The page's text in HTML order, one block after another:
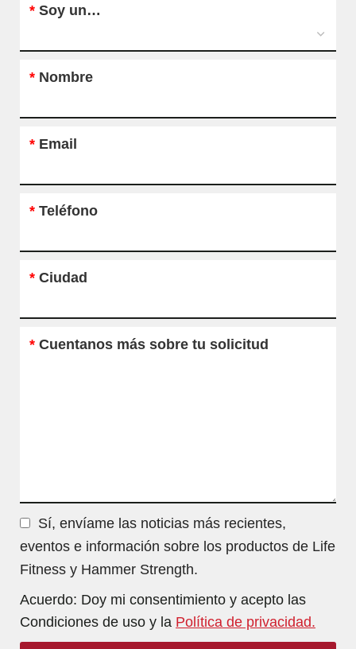
* Soy un…
* Nombre
* Email
* Teléfono
* Ciudad
* Cuentanos más sobre tu solicitud
Sí, envíame las noticias más recientes,
eventos e información sobre los productos de Life
Fitness y Hammer Strength.
Acuerdo: Doy mi consentimiento y acepto las
Condiciones de uso y la Política de privacidad.